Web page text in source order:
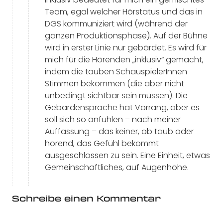
Team, egal welcher Hörstatus und das in
DGS kommuniziert wird (während der
ganzen Produktionsphase). Auf der Bühne
wird in erster Linie nur gebärdet. Es wird für
mich für die Hörenden „inklusiv“ gemacht,
indem die tauben SchauspielerInnen
Stimmen bekommen (die aber nicht
unbedingt sichtbar sein müssen). Die
Gebärdensprache hat Vorrang, aber es
soll sich so anfühlen – nach meiner
Auffassung – das keiner, ob taub oder
hörend, das Gefühl bekommt
ausgeschlossen zu sein. Eine Einheit, etwas
Gemeinschaftliches, auf Augenhöhe.
Schreibe einen Kommentar